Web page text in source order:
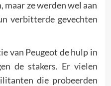
maar ze werden wel aan
verbitterde gevechten
van Peugeot de hulp in
de stakers. Er vielen
die probeerden